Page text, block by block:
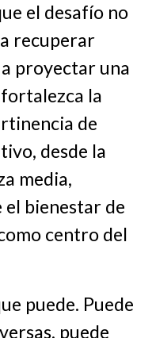
el desafío no
recuperar
proyectar una
la
de
desde la
media,
bienestar de
centro del
puede. Puede
puede